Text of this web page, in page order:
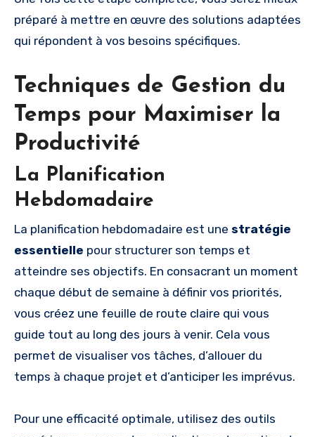
préparé à mettre en œuvre des solutions adaptées
qui répondent à vos besoins spécifiques.
Techniques de Gestion du
Temps pour Maximiser la
Productivité
La Planification
Hebdomadaire
La planification hebdomadaire est une stratégie
essentielle pour structurer son temps et
atteindre ses objectifs. En consacrant un moment
chaque début de semaine à définir vos priorités,
vous créez une feuille de route claire qui vous
guide tout au long des jours à venir. Cela vous
permet de visualiser vos tâches, d’allouer du
temps à chaque projet et d’anticiper les imprévus.
Pour une efficacité optimale, utilisez des outils